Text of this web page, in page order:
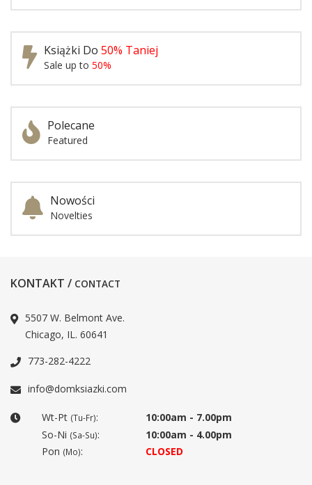
Książki Do 50% Taniej
Sale up to 50%
Polecane
Featured
Nowości
Novelties
KONTAKT / CONTACT
5507 W. Belmont Ave.
Chicago, IL. 60641
773-282-4222
info@domksiazki.com
Wt-Pt (Tu-Fr):
10:00am - 7.00pm
So-Ni (Sa-Su):
10:00am - 4.00pm
Pon (Mo): CLOSED